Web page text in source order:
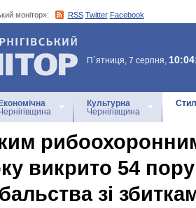
монітор»: RSS Twitter Facebook
монітор»
П`ятниця, 7 серпня,
Економічна
Культурна
Чернігівщина
викрито 54
зі